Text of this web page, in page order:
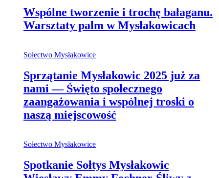
Wspólne tworzenie i trochę bałaganu.
Warsztaty palm w Mysłakowicach
Sołectwo Mysłakowice
Sprzątanie Mysłakowic 2025 już za
nami — Święto społecznego
zaangażowania i wspólnej troski o
naszą miejscowość
Sołectwo Mysłakowice
Spotkanie Sołtys Mysłakowic